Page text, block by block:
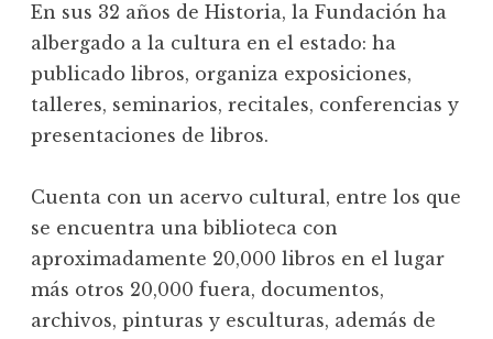
En sus 32 años de Historia, la Fundación ha
albergado a la cultura en el estado: ha
publicado libros, organiza exposiciones,
talleres, seminarios, recitales, conferencias y
presentaciones de libros.
Cuenta con un acervo cultural, entre los que
se encuentra una biblioteca con
aproximadamente 20,000 libros en el lugar
más otros 20,000 fuera, documentos,
archivos, pinturas y esculturas, además de